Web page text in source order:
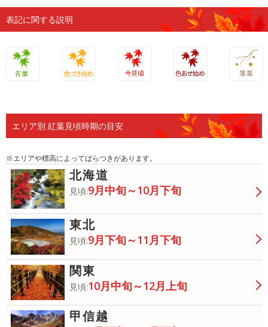
表記に関する説明
エリア別 紅葉見頃時期の目安
※エリアや標高によってばらつきがあります。
北海道
見頃:9月中旬～10月下旬
東北
見頃:9月下旬～11月下旬
関東
見頃:10月中旬～12月上旬
甲信越